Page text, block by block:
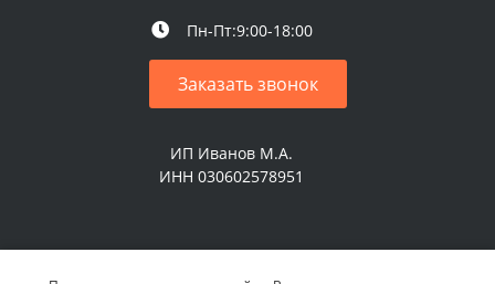
Пн-Пт:9:00-18:00
Заказать звонок
ИП Иванов М.А.
ИНН 030602578951